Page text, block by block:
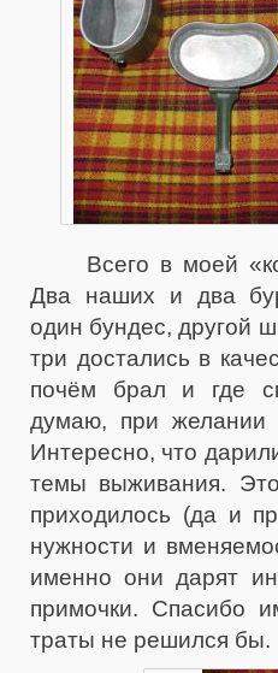
Всего в моей
Два наших и два
один бундес, другой
три достались в
почём брал и где
думаю, при желании
Интересно, что
темы выживания.
приходилось (да и
нужности и
именно они дарят
примочки. Спасибо
траты не решился бы.